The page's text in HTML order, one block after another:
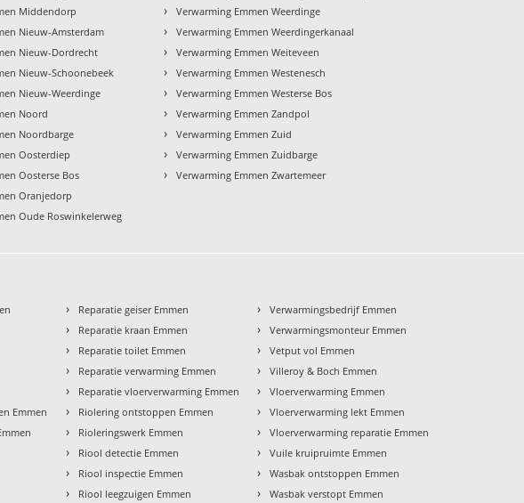
Middendorp
Nieuw-Amsterdam
Nieuw-Dordrecht
Nieuw-Schoonebeek
Nieuw-Weerdinge
Noord
Noordbarge
Oosterdiep
Oosterse Bos
Oranjedorp
Oude Roswinkelerweg
› Verwarming Emmen Weerdinge
› Verwarming Emmen Weerdingerkanaal
› Verwarming Emmen Weiteveen
› Verwarming Emmen Westenesch
› Verwarming Emmen Westerse Bos
› Verwarming Emmen Zandpol
› Verwarming Emmen Zuid
› Verwarming Emmen Zuidbarge
› Verwarming Emmen Zwartemeer
Emmen
› Reparatie geiser Emmen
› Reparatie kraan Emmen
› Reparatie toilet Emmen
› Reparatie verwarming Emmen
› Reparatie vloerverwarming Emmen
› Riolering ontstoppen Emmen
› Rioleringswerk Emmen
› Riool detectie Emmen
› Riool inspectie Emmen
› Riool leegzuigen Emmen
› Verwarmingsbedrijf Emmen
› Verwarmingsmonteur Emmen
› Vetput vol Emmen
› Villeroy & Boch Emmen
› Vloerverwarming Emmen
› Vloerverwarming lekt Emmen
› Vloerverwarming reparatie Emmen
› Vuile kruipruimte Emmen
› Wasbak ontstoppen Emmen
› Wasbak verstopt Emmen